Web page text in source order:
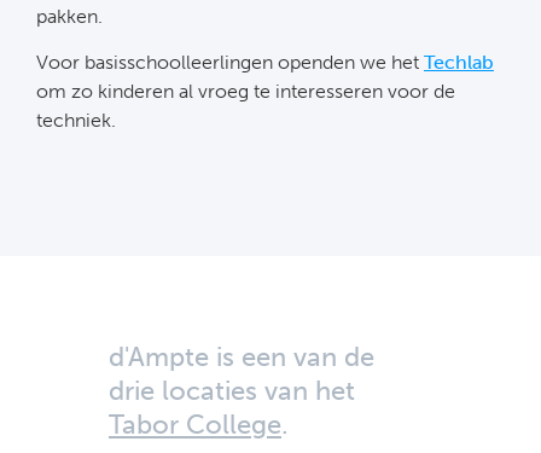
pakken.
Voor basisschoolleerlingen openden we het Techlab
om zo kinderen al vroeg te interesseren voor de
techniek.
d'Ampte is een van de
drie locaties van het
Tabor College.